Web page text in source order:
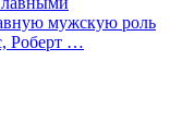
мужскую роль
Роберт …